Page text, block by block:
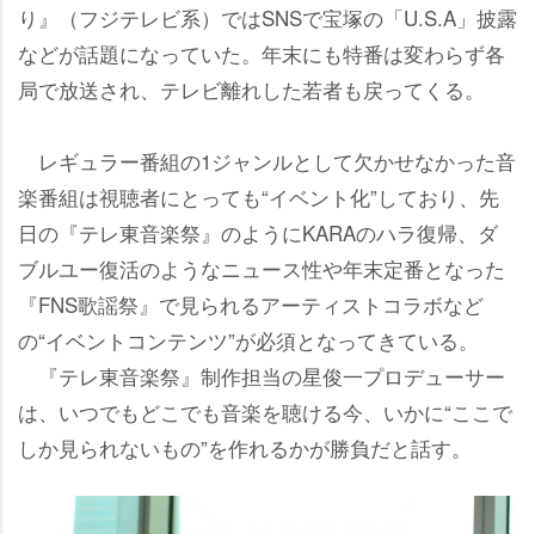
り』（フジテレビ系）ではSNSで宝塚の「U.S.A」披露
などが話題になっていた。年末にも特番は変わらず各
局で放送され、テレビ離れした若者も戻ってくる。
レギュラー番組の1ジャンルとして欠かせなかった音
楽番組は視聴者にとっても“イベント化”しており、先
日の『テレ東音楽祭』のようにKARAのハラ復帰、ダ
ブルユー復活のようなニュース性や年末定番となった
『FNS歌謡祭』で見られるアーティストコラボなど
の“イベントコンテンツ”が必須となってきている。
『テレ東音楽祭』制作担当の星俊一プロデューサー
は、いつでもどこでも音楽を聴ける今、いかに“ここで
しか見られないもの”を作れるかが勝負だと話す。